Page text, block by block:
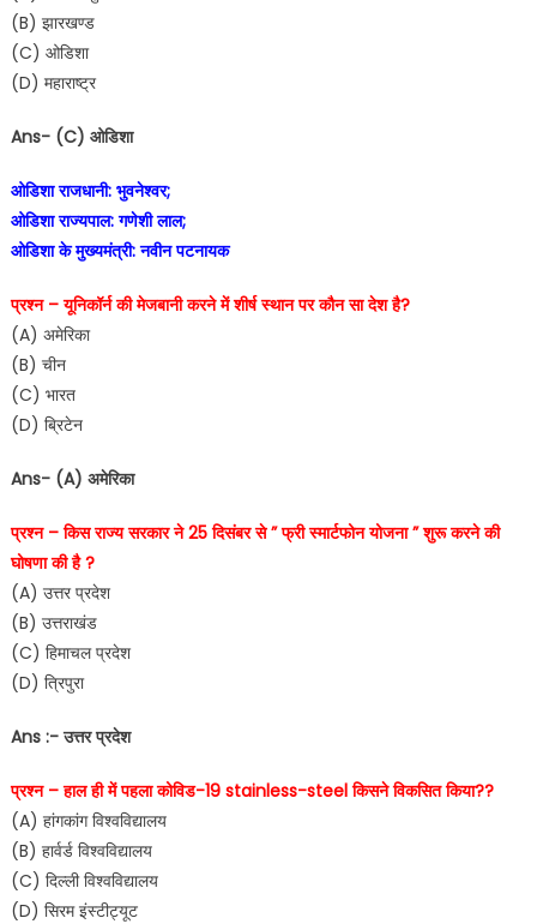
(B) झारखण्ड
(C) ओडिशा
(D) महाराष्ट्र
Ans- (C) ओडिशा
ओडिशा राजधानी: भुवनेश्वर;
ओडिशा राज्यपाल: गणेशी लाल;
ओडिशा के मुख्यमंत्री: नवीन पटनायक
प्रश्न – यूनिकॉर्न की मेजबानी करने में शीर्ष स्थान पर कौन सा देश है?
(A) अमेरिका
(B) चीन
(C) भारत
(D) ब्रिटेन
Ans- (A) अमेरिका
प्रश्न – किस राज्य सरकार ने 25 दिसंबर से ” फ्री स्मार्टफोन योजना ” शुरू करने की
घोषणा की है ?
(A) उत्तर प्रदेश
(B) उत्तराखंड
(C) हिमाचल प्रदेश
(D) त्रिपुरा
Ans :- उत्तर प्रदेश
प्रश्न – हाल ही में पहला कोविड-19 stainless-steel किसने विकसित किया??
(A) हांगकांग विश्वविद्यालय
(B) हार्वर्ड विश्वविद्यालय
(C) दिल्ली विश्वविद्यालय
(D) सिरम इंस्टीट्यूट